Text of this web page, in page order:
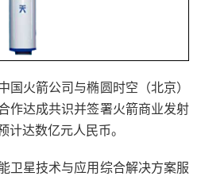
国火箭公司与椭圆时空（北京）
作达成共识并签署火箭商业发射
计达数亿元人民币。
卫星技术与应用综合解决方案服